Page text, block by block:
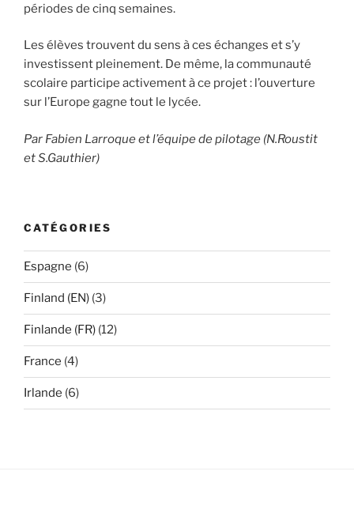
périodes de cinq semaines.
Les élèves trouvent du sens à ces échanges et s’y
investissent pleinement. De même, la communauté
scolaire participe activement à ce projet : l’ouverture
sur l’Europe gagne tout le lycée.
Par Fabien Larroque et l’équipe de pilotage (N.Roustit
et S.Gauthier)
CATÉGORIES
Espagne (6)
Finland (EN) (3)
Finlande (FR) (12)
France (4)
Irlande (6)